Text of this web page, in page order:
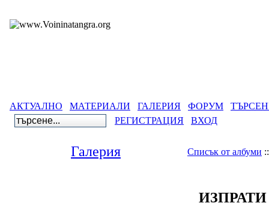
АКТУАЛНО МАТЕРИАЛИ ГАЛЕРИЯ ФОРУМ
РЕГИСТРАЦИЯ
ВХОД
Галерия Списък от албуми